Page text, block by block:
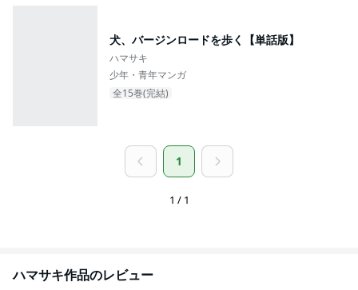
犬、バージンロードを歩く【単話版】
ハマサキ
少年・青年マンガ
全15巻(完結)
1
1 / 1
ハマサキ作品のレビュー